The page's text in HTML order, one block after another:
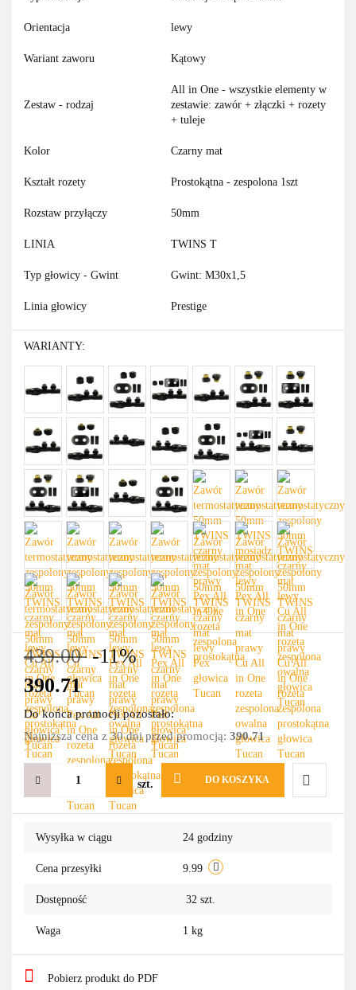
Orientacja lewy
Wariant zaworu Kątowy
Zestaw - rodzaj
All in One - wszystkie elementy w
zestawie: zawór + złączki + rozety
+ tuleje
Kolor Czarny mat
Kształt rozety Prostokątna - zespolona 1szt
Rozstaw przyłączy 50mm
LINIA TWINS T
Typ głowicy - Gwint Gwint: M30x1,5
Linia głowicy Prestige
WARIANTY:
439.00 -11%
390.71
Do końca promocji pozostało:
Najniższa cena z 30 dni przed promocją: 390.71
szt. DO KOSZYKA
Do
Wysyłka w ciągu 24 godziny
Cena przesyłki 9.99
Dostępność 32 szt.
Waga 1 kg
Pobierz produkt do PDF